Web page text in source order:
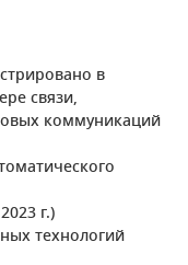
в
связи,
коммуникаций
г.)
технологий